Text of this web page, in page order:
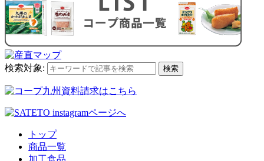
検索対象: 検索
トップ
商品一覧
加工食品